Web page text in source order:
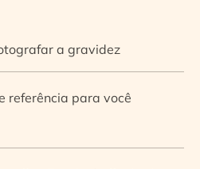
a gravidez
referência para você